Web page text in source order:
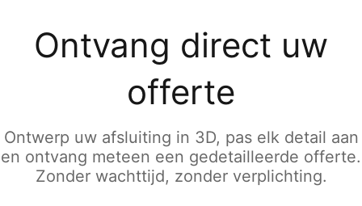
Ontvang direct uw
offerte
Ontwerp uw afsluiting in 3D, pas elk detail aan
en ontvang meteen een gedetailleerde offerte.
Zonder wachttijd, zonder verplichting.